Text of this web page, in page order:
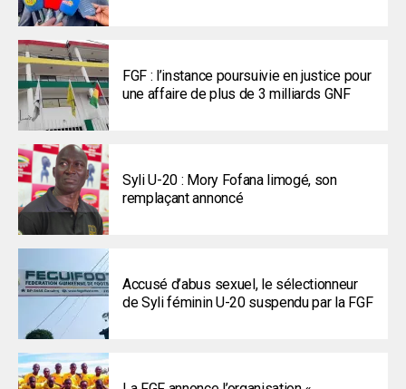
FGF : l’instance poursuivie en justice pour
une affaire de plus de 3 milliards GNF
Syli U-20 : Mory Fofana limogé, son
remplaçant annoncé
Accusé d’abus sexuel, le sélectionneur
de Syli féminin U-20 suspendu par la FGF